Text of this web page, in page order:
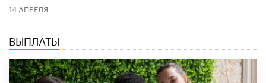
14 АПРЕЛЯ
ВЫПЛАТЫ